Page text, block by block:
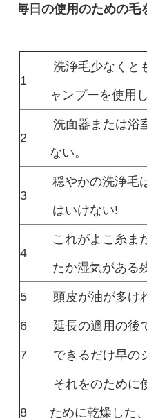
毎日の使用のための毛
1
洗浄毛少なくと
ャンプーを使用し
2
洗面器または浴
ない。
3
穏やかの洗浄毛
はいけない!
4
これがよこ糸ま
たか湿気がある
5
頭皮が油が多け
6
延長の適用の後
7
できるだけ早の
8
それをのために
ために乾燥した